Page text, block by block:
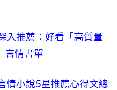
入推薦：好看「高質量
言情書單
情小說5星推薦心得文總